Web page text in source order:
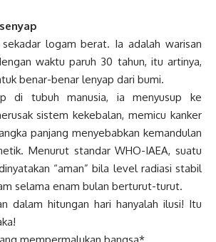
sekadar logam berat. Ia adalah warisan
waktu paruh 30 tahun, itu artinya,
benar-benar lenyap dari bumi.
di tubuh manusia, ia menyusup ke
sistem kekebalan, memicu kanker
panjang menyebabkan kemandulan
Menurut standar WHO-IAEA, suatu
“aman” bila level radiasi stabil
selama enam bulan berturut-turut.
dalam hitungan hari hanyalah ilusi! Itu